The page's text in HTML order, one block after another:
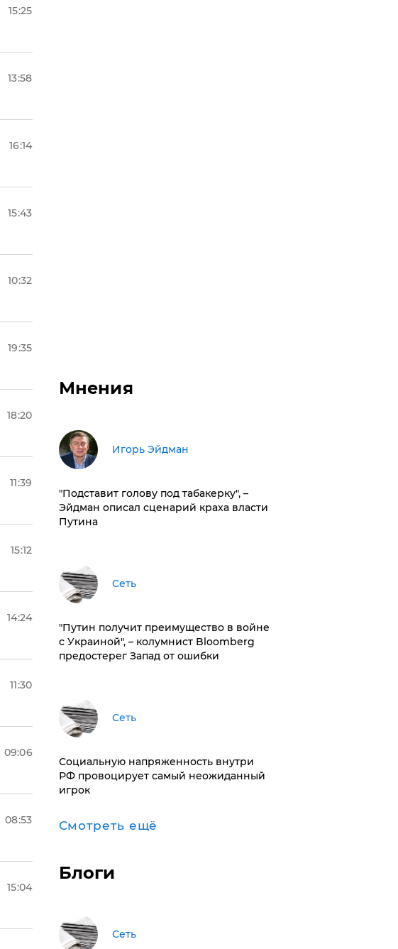
15:25
13:58
16:14
15:43
10:32
19:35
18:20
11:39
15:12
14:24
11:30
09:06
08:53
15:04
Мнения
Игорь Эйдман
​"Подставит голову под табакерку", –
Эйдман описал сценарий краха власти
Путина
Сеть
"Путин получит преимущество в войне
с Украиной", – колумнист Bloomberg
предостерег Запад от ошибки
Сеть
Социальную напряженность внутри
РФ провоцирует самый неожиданный
игрок
Смотреть ещё
Блоги
Сеть